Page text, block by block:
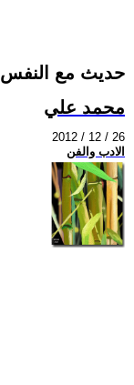
حديث مع النفس
محمد علي
2012 / 12 / 26
الادب والفن